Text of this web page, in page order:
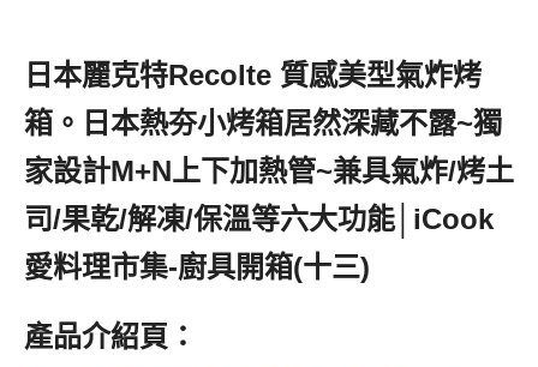
日本麗克特Recolte 質感美型氣炸烤
箱。日本熱夯小烤箱居然深藏不露~獨
家設計M+N上下加熱管~兼具氣炸/烤土
司/果乾/解凍/保溫等六大功能│iCook
愛料理市集-廚具開箱(十三)
產品介紹頁：